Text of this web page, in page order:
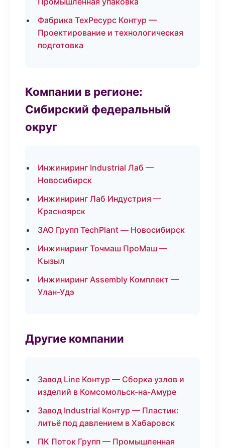
Фабрика ТехРесурс Контур —
Проектирование и технологическая
подготовка
Компании в регионе:
Сибирский федеральный
округ
Инжиниринг Industrial Лаб —
Новосибирск
Инжиниринг Лаб Индустрия —
Красноярск
ЗАО Групп TechPlant — Новосибирск
Инжиниринг Точмаш ПроМаш —
Кызыл
Инжиниринг Assembly Комплект —
Улан-Удэ
Другие компании
Завод Line Контур — Сборка узлов и
изделий в Комсомольск-на-Амуре
Завод Industrial Контур — Пластик:
литьё под давлением в Хабаровск
ПК Поток Групп — Промышленная